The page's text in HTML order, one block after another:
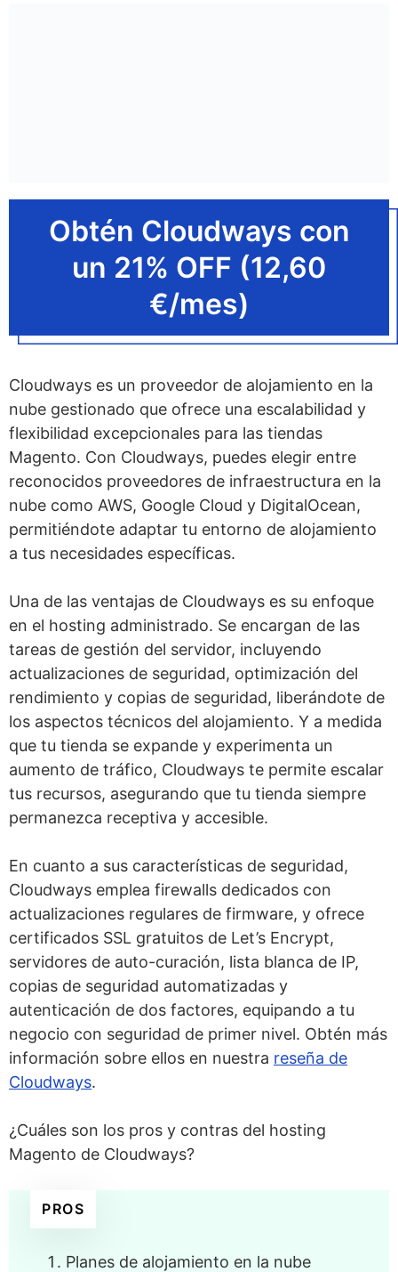
Obtén Cloudways con
un 21% OFF (12,60
€/mes)
Cloudways es un proveedor de alojamiento en la
nube gestionado que ofrece una escalabilidad y
flexibilidad excepcionales para las tiendas
Magento. Con Cloudways, puedes elegir entre
reconocidos proveedores de infraestructura en la
nube como AWS, Google Cloud y DigitalOcean,
permitiéndote adaptar tu entorno de alojamiento
a tus necesidades específicas.
Una de las ventajas de Cloudways es su enfoque
en el hosting administrado. Se encargan de las
tareas de gestión del servidor, incluyendo
actualizaciones de seguridad, optimización del
rendimiento y copias de seguridad, liberándote de
los aspectos técnicos del alojamiento. Y a medida
que tu tienda se expande y experimenta un
aumento de tráfico, Cloudways te permite escalar
tus recursos, asegurando que tu tienda siempre
permanezca receptiva y accesible.
En cuanto a sus características de seguridad,
Cloudways emplea firewalls dedicados con
actualizaciones regulares de firmware, y ofrece
certificados SSL gratuitos de Let’s Encrypt,
servidores de auto-curación, lista blanca de IP,
copias de seguridad automatizadas y
autenticación de dos factores, equipando a tu
negocio con seguridad de primer nivel. Obtén más
información sobre ellos en nuestra reseña de
Cloudways.
¿Cuáles son los pros y contras del hosting
Magento de Cloudways?
PROS
Planes de alojamiento en la nube